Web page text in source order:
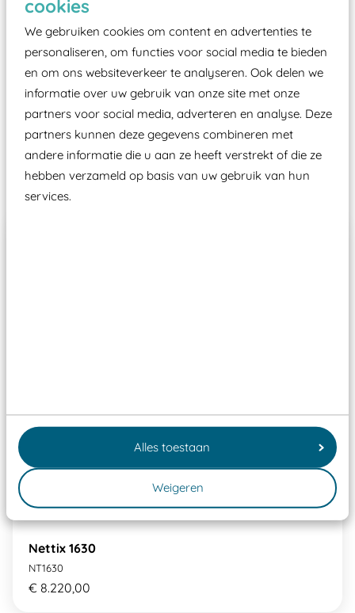
cookies
We gebruiken cookies om content en advertenties te
personaliseren, om functies voor social media te bieden
en om ons websiteverkeer te analyseren. Ook delen we
informatie over uw gebruik van onze site met onze
partners voor social media, adverteren en analyse. Deze
partners kunnen deze gegevens combineren met
andere informatie die u aan ze heeft verstrekt of die ze
hebben verzameld op basis van uw gebruik van hun
services.
Alles toestaan
Weigeren
moet zijn van een typekeuring, -plaatje en
certificering, uitgegeven door een Nederlands
aangewezen keuringsinstantie?
Wij ook speeltoestellen kunnen laten keuren zodat
ze toch binnen het Warenwetbesluit Attractie- en
Speeltoestellen vallen?
Past er goed bij
Nettix 1630
NT1630
€ 8.220,00